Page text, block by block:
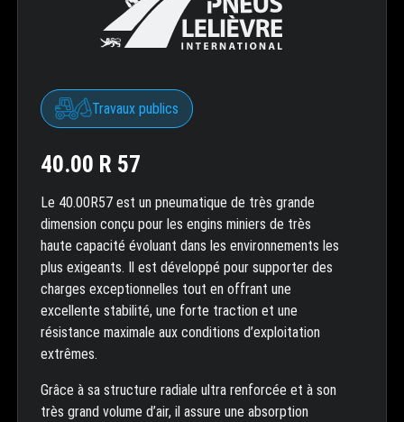
Travaux publics
40.00 R 57
Le 40.00R57 est un pneumatique de très grande
dimension conçu pour les engins miniers de très
haute capacité évoluant dans les environnements les
plus exigeants. Il est développé pour supporter des
charges exceptionnelles tout en offrant une
excellente stabilité, une forte traction et une
résistance maximale aux conditions d’exploitation
extrêmes.
Grâce à sa structure radiale ultra renforcée et à son
très grand volume d’air, il assure une absorption